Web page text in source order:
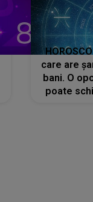
care are
bani. O
poate